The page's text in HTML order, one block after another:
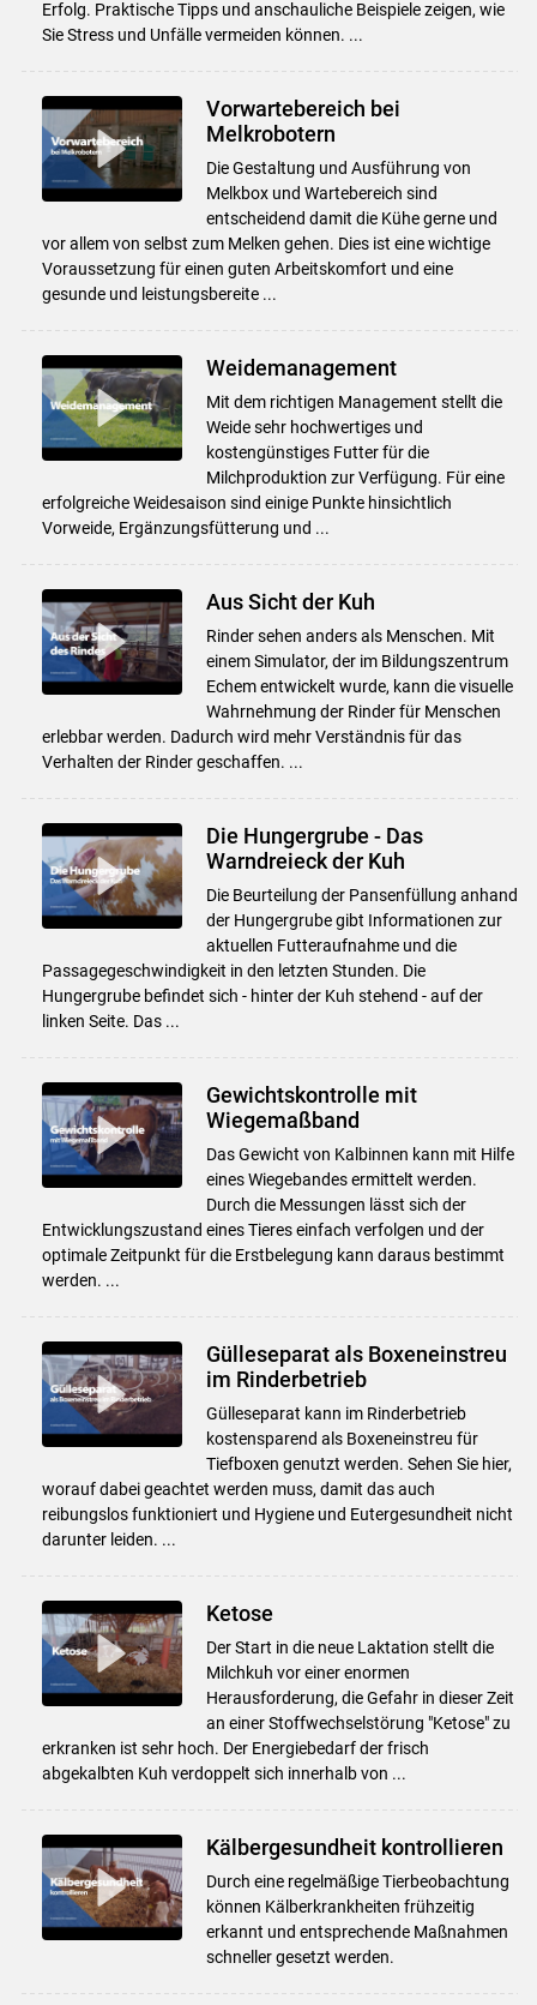
Erfolg. Praktische Tipps und anschauliche Beispiele zeigen, wie
Sie Stress und Unfälle vermeiden können. ...
Vorwartebereich bei
Melkrobotern
Die Gestaltung und Ausführung von
Melkbox und Wartebereich sind
entscheidend damit die Kühe gerne und
vor allem von selbst zum Melken gehen. Dies ist eine wichtige
Voraussetzung für einen guten Arbeitskomfort und eine
gesunde und leistungsbereite ...
Weidemanagement
Mit dem richtigen Management stellt die
Weide sehr hochwertiges und
kostengünstiges Futter für die
Milchproduktion zur Verfügung. Für eine
erfolgreiche Weidesaison sind einige Punkte hinsichtlich
Vorweide, Ergänzungsfütterung und ...
Aus Sicht der Kuh
Rinder sehen anders als Menschen. Mit
einem Simulator, der im Bildungszentrum
Echem entwickelt wurde, kann die visuelle
Wahrnehmung der Rinder für Menschen
erlebbar werden. Dadurch wird mehr Verständnis für das
Verhalten der Rinder geschaffen. ...
Die Hungergrube - Das
Warndreieck der Kuh
Die Beurteilung der Pansenfüllung anhand
der Hungergrube gibt Informationen zur
aktuellen Futteraufnahme und die
Passagegeschwindigkeit in den letzten Stunden. Die
Hungergrube befindet sich - hinter der Kuh stehend - auf der
linken Seite. Das ...
Gewichtskontrolle mit
Wiegemaßband
Das Gewicht von Kalbinnen kann mit Hilfe
eines Wiegebandes ermittelt werden.
Durch die Messungen lässt sich der
Entwicklungszustand eines Tieres einfach verfolgen und der
optimale Zeitpunkt für die Erstbelegung kann daraus bestimmt
werden. ...
Gülleseparat als Boxeneinstreu
im Rinderbetrieb
Gülleseparat kann im Rinderbetrieb
kostensparend als Boxeneinstreu für
Tiefboxen genutzt werden. Sehen Sie hier,
worauf dabei geachtet werden muss, damit das auch
reibungslos funktioniert und Hygiene und Eutergesundheit nicht
darunter leiden. ...
Ketose
Der Start in die neue Laktation stellt die
Milchkuh vor einer enormen
Herausforderung, die Gefahr in dieser Zeit
an einer Stoffwechselstörung "Ketose" zu
erkranken ist sehr hoch. Der Energiebedarf der frisch
abgekalbten Kuh verdoppelt sich innerhalb von ...
Kälbergesundheit kontrollieren
Durch eine regelmäßige Tierbeobachtung
können Kälberkrankheiten frühzeitig
erkannt und entsprechende Maßnahmen
schneller gesetzt werden.